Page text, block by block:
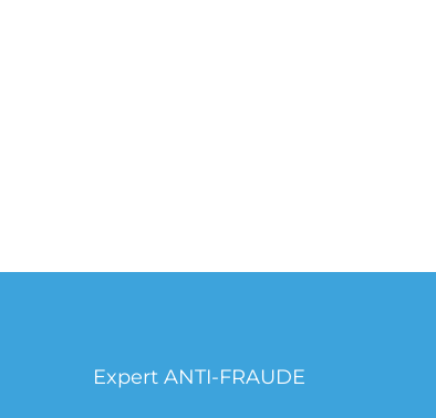
Expert ANTI-FRAUDE